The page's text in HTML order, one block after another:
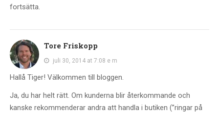
fortsätta.
Tore Friskopp
juli 30, 2014 at 7:08 e m
Hallå Tiger! Välkommen till bloggen.
Ja, du har helt rätt. Om kunderna blir återkommande och
kanske rekommenderar andra att handla i butiken (”ringar på